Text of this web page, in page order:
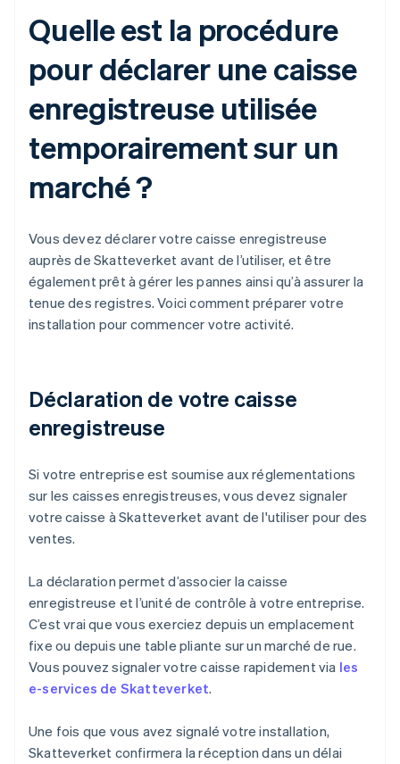
Quelle est la procédure
pour déclarer une caisse
enregistreuse utilisée
temporairement sur un
marché ?
Vous devez déclarer votre caisse enregistreuse
auprès de Skatteverket avant de l’utiliser, et être
également prêt à gérer les pannes ainsi qu’à assurer la
tenue des registres. Voici comment préparer votre
installation pour commencer votre activité.
Déclaration de votre caisse
enregistreuse
Si votre entreprise est soumise aux réglementations
sur les caisses enregistreuses, vous devez signaler
votre caisse à Skatteverket avant de l'utiliser pour des
ventes.
La déclaration permet d’associer la caisse
enregistreuse et l’unité de contrôle à votre entreprise.
C’est vrai que vous exerciez depuis un emplacement
fixe ou depuis une table pliante sur un marché de rue.
Vous pouvez signaler votre caisse rapidement via les
e-services de Skatteverket.
Une fois que vous avez signalé votre installation,
Skatteverket confirmera la réception dans un délai